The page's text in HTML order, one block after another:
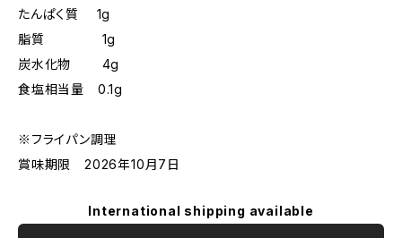
たんぱく質 1g
脂質 1g
炭水化物 4g
食塩相当量 0.1g
※フライパン調理
賞味期限 2026年10月7日
International shipping available